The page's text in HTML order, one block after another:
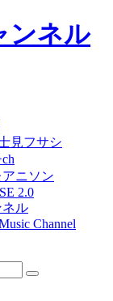
ンネル
見フサシ
ニソン
2.0
ル
Channel